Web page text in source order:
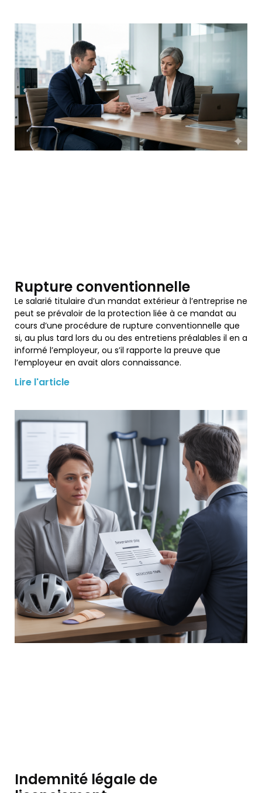
Rupture conventionnelle
Le salarié titulaire d’un mandat extérieur à l’entreprise ne
peut se prévaloir de la protection liée à ce mandat au
cours d’une procédure de rupture conventionnelle que
si, au plus tard lors du ou des entretiens préalables il en a
informé l’employeur, ou s’il rapporte la preuve que
l’employeur en avait alors connaissance.
Lire l'article
Indemnité légale de